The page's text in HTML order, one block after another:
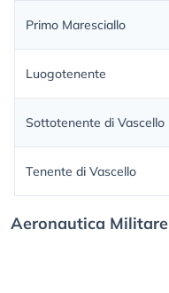
Primo Maresciallo
Luogotenente
Sottotenente di Vascello
Tenente di Vascello
Aeronautica Militare